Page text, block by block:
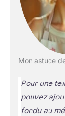
Mon astuce
Pour une
pouvez
fondu au